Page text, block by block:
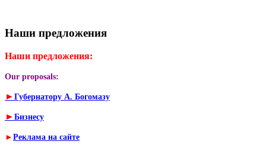
Наши предложения
Наши предложения:
Our proposals:
► Губернатору А. Богомазу
► Бизнесу
► Реклама на сайте